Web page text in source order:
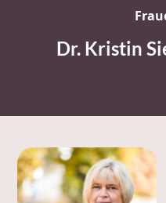
Dr. Kristin